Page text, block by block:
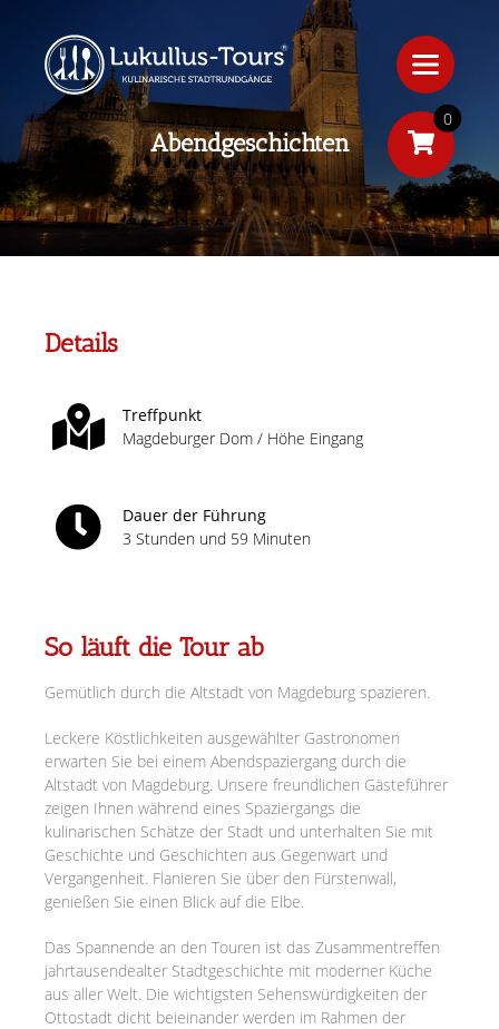
Abendgeschichten
Details
Treffpunkt
Magdeburger Dom / Höhe Eingang
Dauer der Führung
3 Stunden und 59 Minuten
So läuft die Tour ab
Gemütlich durch die Altstadt von Magdeburg spazieren.
Leckere Köstlichkeiten ausgewählter Gastronomen
erwarten Sie bei einem Abendspaziergang durch die
Altstadt von Magdeburg. Unsere freundlichen Gästeführer
zeigen Ihnen während eines Spaziergangs die
kulinarischen Schätze der Stadt und unterhalten Sie mit
Geschichte und Geschichten aus Gegenwart und
Vergangenheit. Flanieren Sie über den Fürstenwall,
genießen Sie einen Blick auf die Elbe.
Das Spannende an den Touren ist das Zusammentreffen
jahrtausendealter Stadtgeschichte mit moderner Küche
aus aller Welt. Die wichtigsten Sehenswürdigkeiten der
Ottostadt dicht beieinander werden im Rahmen der
0